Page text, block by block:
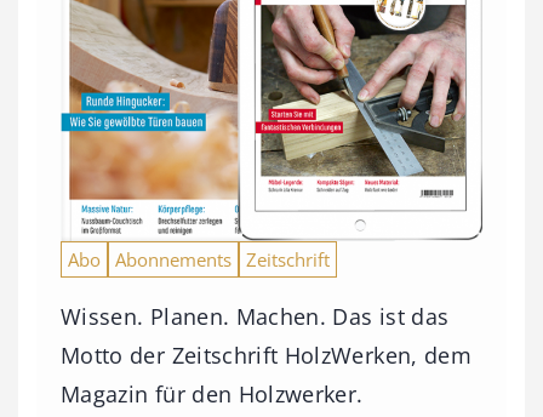
Abo Abonnements Zeitschrift
Wissen. Planen. Machen. Das ist das
Motto der Zeitschrift HolzWerken, dem
Magazin für den Holzwerker.